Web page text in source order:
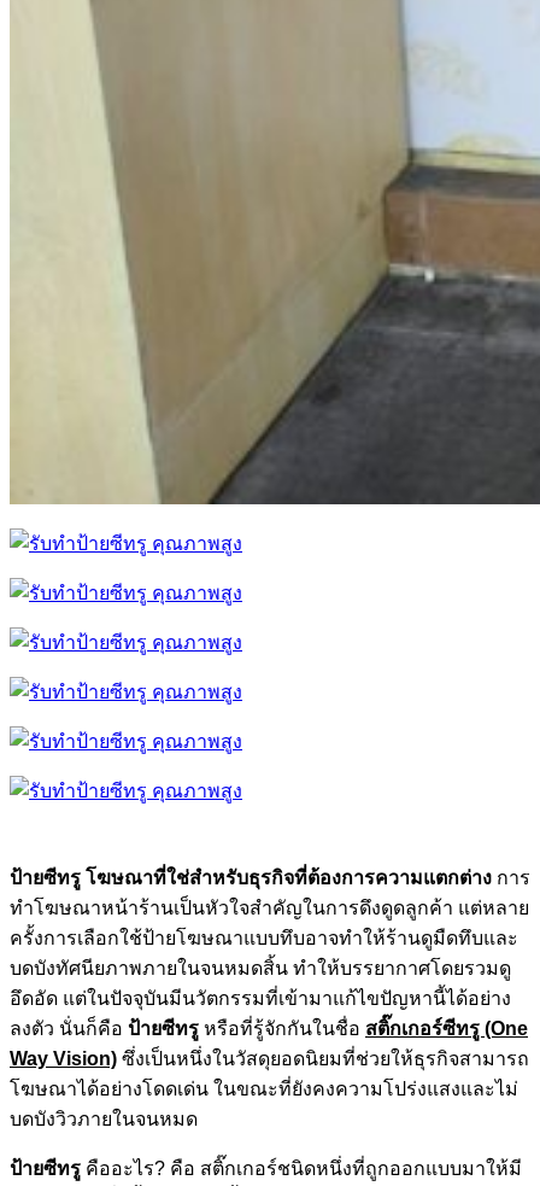
ป้ายซีทรู โฆษณาที่ใช่สำหรับธุรกิจที่ต้องการความแตกต่าง การ
ทำโฆษณาหน้าร้านเป็นหัวใจสำคัญในการดึงดูดลูกค้า แต่หลาย
ครั้งการเลือกใช้ป้ายโฆษณาแบบทึบอาจทำให้ร้านดูมืดทึบและ
บดบังทัศนียภาพภายในจนหมดสิ้น ทำให้บรรยากาศโดยรวมดู
อึดอัด แต่ในปัจจุบันมีนวัตกรรมที่เข้ามาแก้ไขปัญหานี้ได้อย่าง
ลงตัว นั่นก็คือ ป้ายซีทรู หรือที่รู้จักกันในชื่อ สติ๊กเกอร์ซีทรู (One
Way Vision) ซึ่งเป็นหนึ่งในวัสดุยอดนิยมที่ช่วยให้ธุรกิจสามารถ
โฆษณาได้อย่างโดดเด่น ในขณะที่ยังคงความโปร่งแสงและไม่
บดบังวิวภายในจนหมด
ป้ายซีทรู คืออะไร? คือ สติ๊กเกอร์ชนิดหนึ่งที่ถูกออกแบบมาให้มี